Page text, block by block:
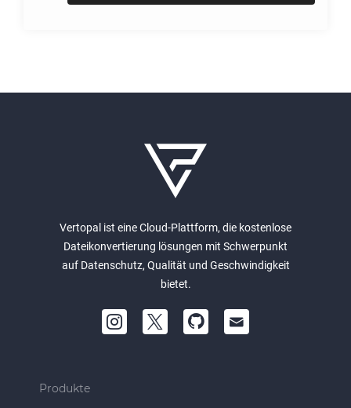
Vertopal ist eine Cloud-Plattform, die kostenlose
Dateikonvertierung lösungen mit Schwerpunkt
auf Datenschutz, Qualität und Geschwindigkeit
bietet.
Produkte